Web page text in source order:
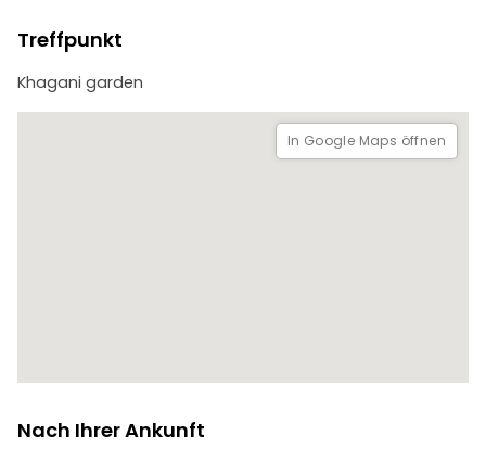
Treffpunkt
Khagani garden
In Google Maps öffnen
Nach Ihrer Ankunft